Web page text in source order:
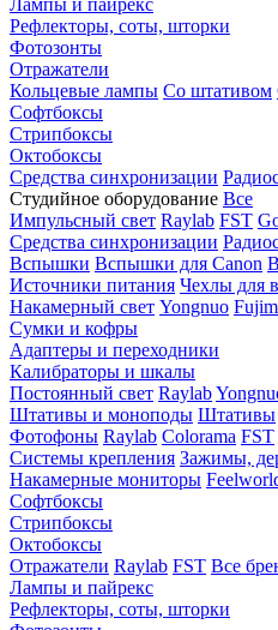
Лампы и пайрекс
Рефлекторы, соты, шторки
Фотозонты
Отражатели
Кольцевые лампы Со штативом
Софтбоксы
Стрипбоксы
Октобоксы
Средства синхронизации
Студийное оборудование Все
Импульсный свет Raylab FST
Средства синхронизации
Вспышки Вспышки для Canon
Источники питания Чехлы для
Накамерный свет Yongnuo
Сумки и кофры
Адаптеры и переходники
Калибраторы и шкалы
Постоянный свет Raylab
Штативы и моноподы Штативы
Фотофоны Raylab Colorama FST
Системы крепления Зажимы,
Накамерные мониторы
Софтбоксы
Стрипбоксы
Октобоксы
Отражатели Raylab FST Все
Лампы и пайрекс
Рефлекторы, соты, шторки